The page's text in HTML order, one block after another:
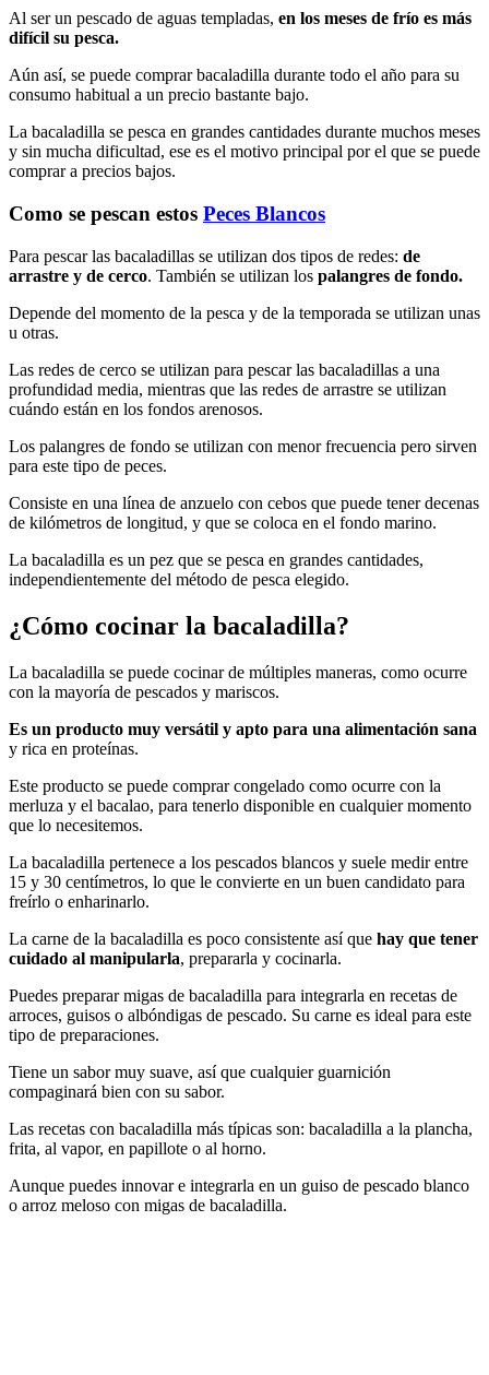
Al ser un pescado de aguas templadas, en los meses de frío es más
difícil su pesca.
Aún así, se puede comprar bacaladilla durante todo el año para su
consumo habitual a un precio bastante bajo.
La bacaladilla se pesca en grandes cantidades durante muchos meses
y sin mucha dificultad, ese es el motivo principal por el que se puede
comprar a precios bajos.
Como se pescan estos Peces Blancos
Para pescar las bacaladillas se utilizan dos tipos de redes: de
arrastre y de cerco. También se utilizan los palangres de fondo.
Depende del momento de la pesca y de la temporada se utilizan unas
u otras.
Las redes de cerco se utilizan para pescar las bacaladillas a una
profundidad media, mientras que las redes de arrastre se utilizan
cuándo están en los fondos arenosos.
Los palangres de fondo se utilizan con menor frecuencia pero sirven
para este tipo de peces.
Consiste en una línea de anzuelo con cebos que puede tener decenas
de kilómetros de longitud, y que se coloca en el fondo marino.
La bacaladilla es un pez que se pesca en grandes cantidades,
independientemente del método de pesca elegido.
¿Cómo cocinar la bacaladilla?
La bacaladilla se puede cocinar de múltiples maneras, como ocurre
con la mayoría de pescados y mariscos.
Es un producto muy versátil y apto para una alimentación sana
y rica en proteínas.
Este producto se puede comprar congelado como ocurre con la
merluza y el bacalao, para tenerlo disponible en cualquier momento
que lo necesitemos.
La bacaladilla pertenece a los pescados blancos y suele medir entre
15 y 30 centímetros, lo que le convierte en un buen candidato para
freírlo o enharinarlo.
La carne de la bacaladilla es poco consistente así que hay que tener
cuidado al manipularla, prepararla y cocinarla.
Puedes preparar migas de bacaladilla para integrarla en recetas de
arroces, guisos o albóndigas de pescado. Su carne es ideal para este
tipo de preparaciones.
Tiene un sabor muy suave, así que cualquier guarnición
compaginará bien con su sabor.
Las recetas con bacaladilla más típicas son: bacaladilla a la plancha,
frita, al vapor, en papillote o al horno.
Aunque puedes innovar e integrarla en un guiso de pescado blanco
o arroz meloso con migas de bacaladilla.